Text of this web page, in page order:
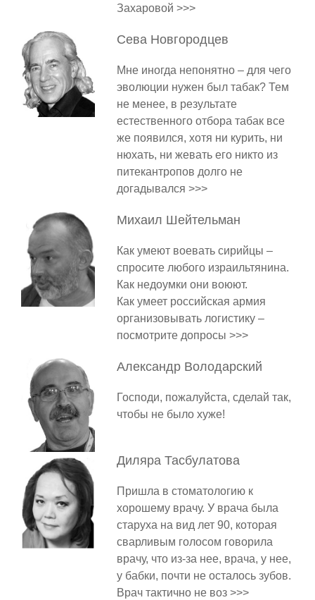
Захаровой >>>
Сева Новгородцев
Мне иногда непонятно – для чего
эволюции нужен был табак? Тем
не менее, в результате
естественного отбора табак все
же появился, хотя ни курить, ни
нюхать, ни жевать его никто из
питекантропов долго не
догадывался >>>
Михаил Шейтельман
Как умеют воевать сирийцы –
спросите любого израильтянина.
Как недоумки они воюют.
Как умеет российская армия
организовывать логистику –
посмотрите допросы >>>
Александр Володарский
Господи, пожалуйста, сделай так,
чтобы не было хуже!
Диляра Тасбулатова
Пришла в стоматологию к
хорошему врачу. У врача была
старуха на вид лет 90, которая
сварливым голосом говорила
врачу, что из-за нее, врача, у нее,
у бабки, почти не осталось зубов.
Врач тактично не воз >>>